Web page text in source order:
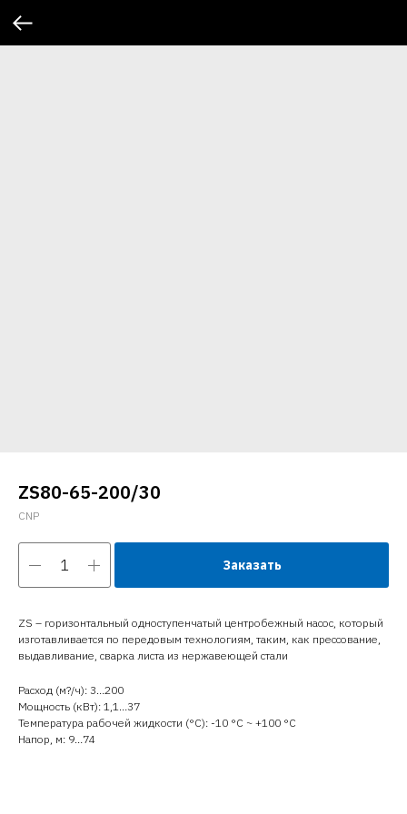
ZS80-65-200/30
CNP
Заказать
ZS – горизонтальный одноступенчатый центробежный насос, который
изготавливается по передовым технологиям, таким, как прессование,
выдавливание, сварка листа из нержавеющей стали
Расход (м?/ч): 3…200
Мощность (кВт): 1,1…37
Температура рабочей жидкости (°C): -10 °С ~ +100 °С
Напор, м: 9…74